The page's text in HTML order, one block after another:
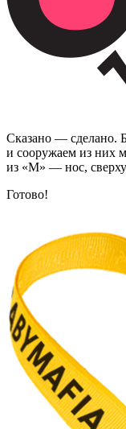
Сказано — сделано.
и сооружаем из них
из «М» — нос,
Готово!